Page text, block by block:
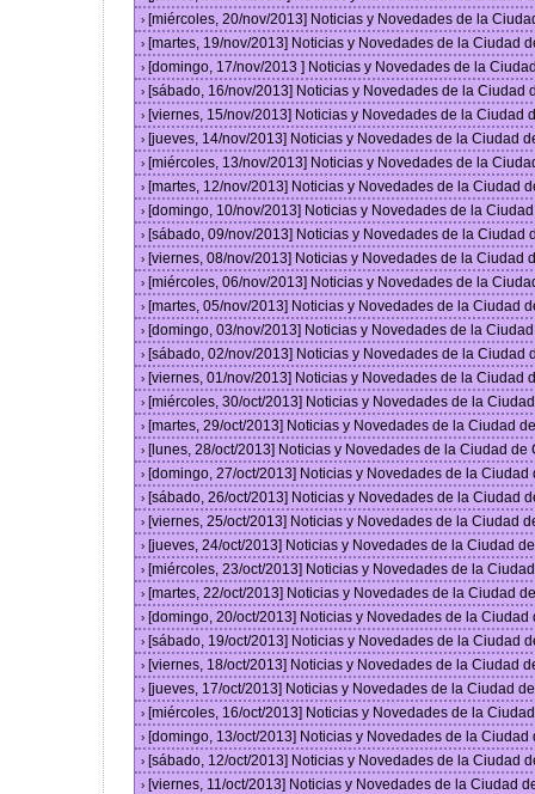
› [miércoles, 20/nov/2013] Noticias y Novedades de la
› [martes, 19/nov/2013] Noticias y Novedades de la Ciudad
› [domingo, 17/nov/2013 ] Noticias y Novedades de la
› [sábado, 16/nov/2013] Noticias y Novedades de la Ciudad
› [viernes, 15/nov/2013] Noticias y Novedades de la Ciudad
› [jueves, 14/nov/2013] Noticias y Novedades de la Ciudad
› [miércoles, 13/nov/2013] Noticias y Novedades de la
› [martes, 12/nov/2013] Noticias y Novedades de la Ciudad
› [domingo, 10/nov/2013] Noticias y Novedades de la
› [sábado, 09/nov/2013] Noticias y Novedades de la Ciudad
› [viernes, 08/nov/2013] Noticias y Novedades de la Ciudad
› [miércoles, 06/nov/2013] Noticias y Novedades de la
› [martes, 05/nov/2013] Noticias y Novedades de la Ciudad
› [domingo, 03/nov/2013] Noticias y Novedades de la
› [sábado, 02/nov/2013] Noticias y Novedades de la Ciudad
› [viernes, 01/nov/2013] Noticias y Novedades de la Ciudad
› [miércoles, 30/oct/2013] Noticias y Novedades de la
› [martes, 29/oct/2013] Noticias y Novedades de la Ciudad
› [lunes, 28/oct/2013] Noticias y Novedades de la Ciudad de
› [domingo, 27/oct/2013] Noticias y Novedades de la
› [sábado, 26/oct/2013] Noticias y Novedades de la Ciudad
› [viernes, 25/oct/2013] Noticias y Novedades de la Ciudad
› [jueves, 24/oct/2013] Noticias y Novedades de la Ciudad
› [miércoles, 23/oct/2013] Noticias y Novedades de la
› [martes, 22/oct/2013] Noticias y Novedades de la Ciudad
› [domingo, 20/oct/2013] Noticias y Novedades de la
› [sábado, 19/oct/2013] Noticias y Novedades de la Ciudad
› [viernes, 18/oct/2013] Noticias y Novedades de la Ciudad
› [jueves, 17/oct/2013] Noticias y Novedades de la Ciudad
› [miércoles, 16/oct/2013] Noticias y Novedades de la
› [domingo, 13/oct/2013] Noticias y Novedades de la
› [sábado, 12/oct/2013] Noticias y Novedades de la Ciudad
› [viernes, 11/oct/2013] Noticias y Novedades de la Ciudad